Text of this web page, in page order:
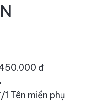
đ
Tên miền phụ